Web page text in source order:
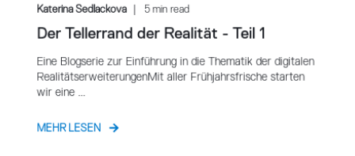
Katerina Sedlackova 5 min read
Der Tellerrand der Realität - Teil 1
Eine Blogserie zur Einführung in die Thematik der digitalen
RealitätserweiterungenMit aller Frühjahrsfrische starten
wir eine ...
MEHR LESEN